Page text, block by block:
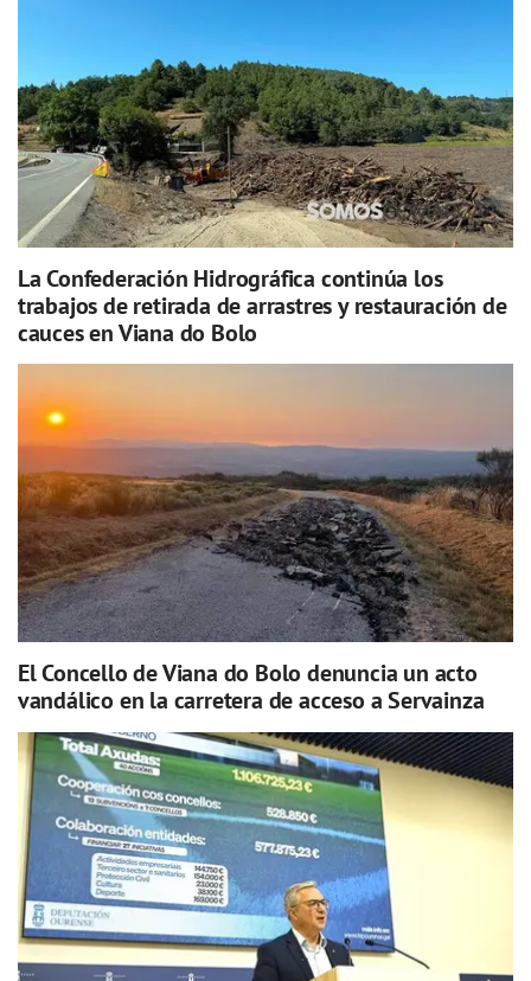
La Confederación Hidrográfica continúa los
trabajos de retirada de arrastres y restauración de
cauces en Viana do Bolo
El Concello de Viana do Bolo denuncia un acto
vandálico en la carretera de acceso a Servainza